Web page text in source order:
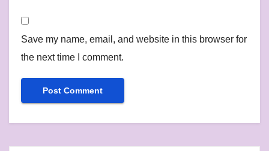
Save my name, email, and website in this browser for
the next time I comment.